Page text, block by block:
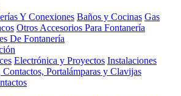
Y Conexiones Baños y Cocinas Gas
Otros Accesorios Para Fontanería
De Fontanería
Electrónica y Proyectos Instalaciones
Contactos, Portalámparas y Clavijas